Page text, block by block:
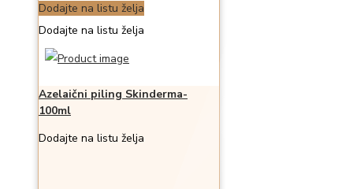
Dodajte na listu želja
Dodajte na listu želja
Azelaični piling Skinderma-
100ml
Dodajte na listu želja